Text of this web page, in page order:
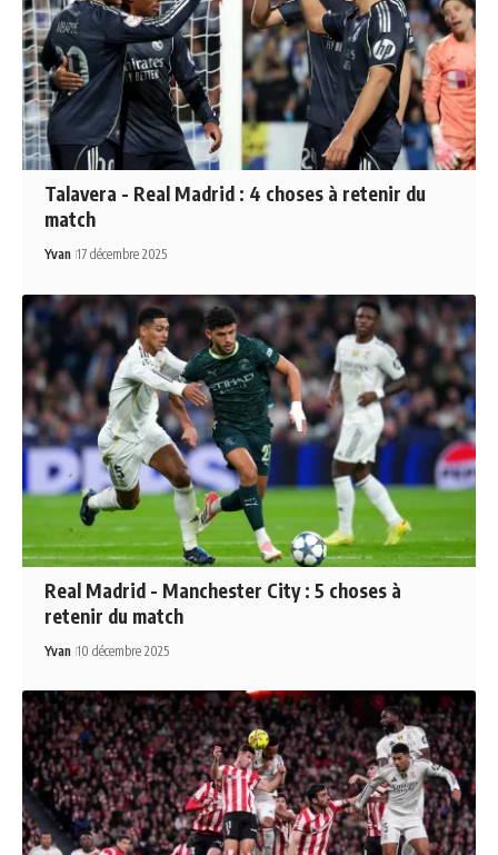
Talavera - Real Madrid : 4 choses à retenir du
match
Yvan 17 décembre 2025
Real Madrid - Manchester City : 5 choses à
retenir du match
Yvan 10 décembre 2025